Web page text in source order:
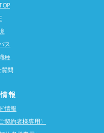
ス
種
質問
報
情報
契約者様専用）